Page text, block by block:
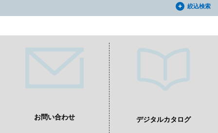
絞込検索
お問い合わせ デジタルカタログ